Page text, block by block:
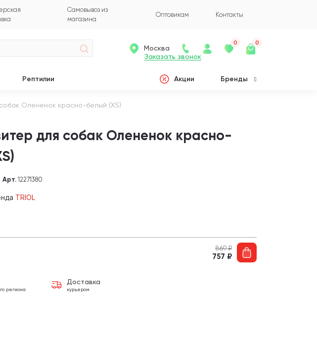
Самовывоз из
магазина
Оптовикам Контакты
Заказать звонок
Москва
0 0
Рептилии Акции Бренды
Олененок красно-белый (XS)
для собак Олененок красно-
Арт. 12271380
TRIOL
869₽
757 ₽
региона
Доставка
курьером